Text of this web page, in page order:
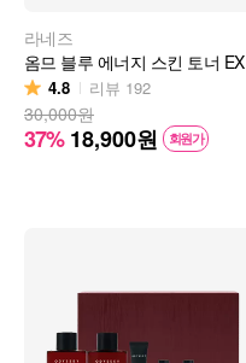
라네즈
옴므 블루 에너지 스킨 토너 EX
4.8 리뷰 192
30,000원
37% 18,900원 회원가